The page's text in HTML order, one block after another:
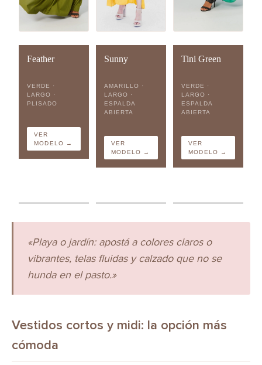
Feather
VERDE ·
LARGO ·
PLISADO
VER
MODELO →
Sunny
AMARILLO ·
LARGO ·
ESPALDA
ABIERTA
VER
MODELO →
Tini Green
VERDE ·
LARGO ·
ESPALDA
ABIERTA
VER
MODELO →
«Playa o jardín: apostá a colores claros o
vibrantes, telas fluidas y calzado que no se
hunda en el pasto.»
Vestidos cortos y midi: la opción más
cómoda